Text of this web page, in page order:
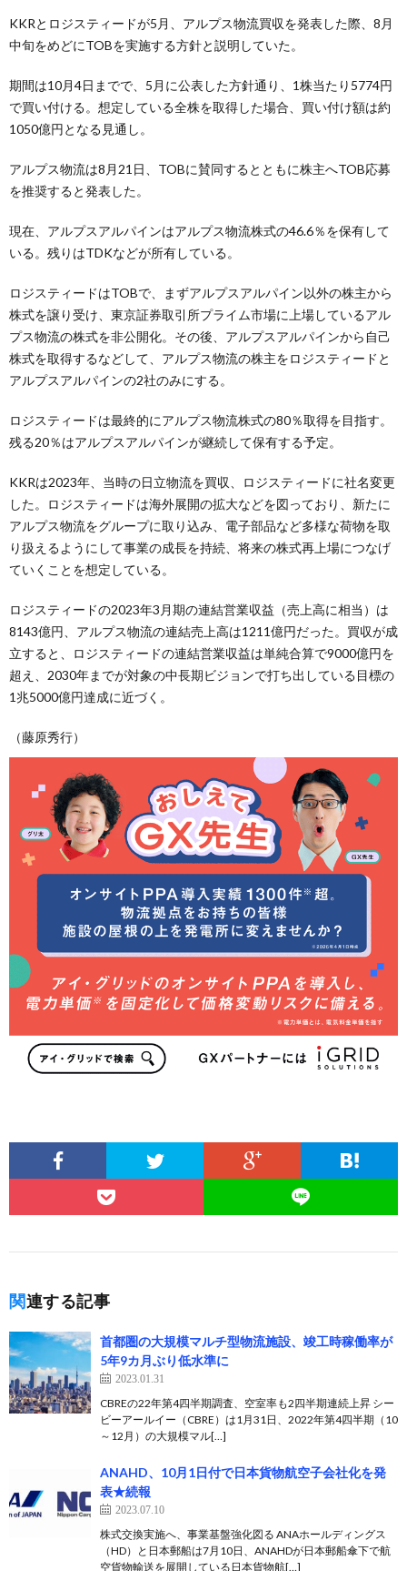
KKRとロジスティードが5月、アルプス物流買収を発表した際、8月
中旬をめどにTOBを実施する方針と説明していた。
期間は10月4日までで、5月に公表した方針通り、1株当たり5774円
で買い付ける。想定している全株を取得した場合、買い付け額は約
1050億円となる見通し。
アルプス物流は8月21日、TOBに賛同するとともに株主へTOB応募
を推奨すると発表した。
現在、アルプスアルパインはアルプス物流株式の46.6％を保有して
いる。残りはTDKなどが所有している。
ロジスティードはTOBで、まずアルプスアルパイン以外の株主から
株式を譲り受け、東京証券取引所プライム市場に上場しているアル
プス物流の株式を非公開化。その後、アルプスアルパインから自己
株式を取得するなどして、アルプス物流の株主をロジスティードと
アルプスアルパインの2社のみにする。
ロジスティードは最終的にアルプス物流株式の80％取得を目指す。
残る20％はアルプスアルパインが継続して保有する予定。
KKRは2023年、当時の日立物流を買収、ロジスティードに社名変更
した。ロジスティードは海外展開の拡大などを図っており、新たに
アルプス物流をグループに取り込み、電子部品など多様な荷物を取
り扱えるようにして事業の成長を持続、将来の株式再上場につなげ
ていくことを想定している。
ロジスティードの2023年3月期の連結営業収益（売上高に相当）は
8143億円、アルプス物流の連結売上高は1211億円だった。買収が成
立すると、ロジスティードの連結営業収益は単純合算で9000億円を
超え、2030年までが対象の中長期ビジョンで打ち出している目標の
1兆5000億円達成に近づく。
（藤原秀行）
関連する記事
首都圏の大規模マルチ型物流施設、竣工時稼働率が
5年9カ月ぶり低水準に
2023.01.31
CBREの22年第4四半期調査、空室率も2四半期連続上昇 シー
ビーアールイー（CBRE）は1月31日、2022年第4四半期（10
～12月）の大規模マル[…]
ANAHD、10月1日付で日本貨物航空子会社化を発
表★続報
2023.07.10
株式交換実施へ、事業基盤強化図る ANAホールディングス
（HD）と日本郵船は7月10日、ANAHDが日本郵船傘下で航
空貨物輸送を展開している日本貨物航[…]